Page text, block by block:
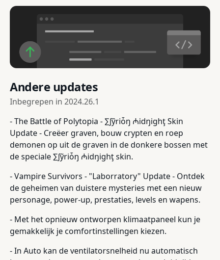
Andere updates
Inbegrepen in 2024.26.1
- The Battle of Polytopia - ∑∫ỹriȱŋ ₼idŋighţ Skin
Update - Creëer graven, bouw crypten en roep
demonen op uit de graven in de donkere bossen met
de speciale ∑∫ỹriȱŋ ₼idŋighţ skin.
- Vampire Survivors - "Laborratory" Update - Ontdek
de geheimen van duistere mysteries met een nieuw
personage, power-up, prestaties, levels en wapens.
- Met het opnieuw ontworpen klimaatpaneel kun je
gemakkelijk je comfortinstellingen kiezen.
- In Auto kan de ventilatorsnelheid nu automatisch